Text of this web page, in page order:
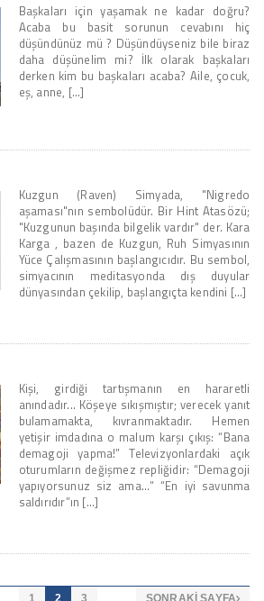
Başkaları için yaşamak ne kadar doğru?
Acaba bu basit sorunun cevabını hiç
düşündünüz mü ? Düşündüyseniz bile biraz
daha düşünelim mi? İlk olarak başkaları
derken kim bu başkaları acaba? Aile, çocuk,
eş, anne, [...]
Kuzgun (Raven) Simyada, "Nigredo
aşaması"nın sembolüdür. Bir Hint Atasözü;
"Kuzgunun başında bilgelik vardır" der. Kara
Karga , bazen de Kuzgun, Ruh Simyasının
Yüce Çalışmasının başlangıcıdır. Bu sembol,
simyacının meditasyonda dış duyular
dünyasından çekilip, başlangıçta kendini [...]
Kişi, girdiği tartışmanın en hararetli
anındadır... Köşeye sıkışmıştır; verecek yanıt
bulamamakta, kıvranmaktadır. Hemen
yetişir imdadına o malum karşı çıkış: “Bana
demagoji yapma!” Televizyonlardaki açık
oturumların değişmez repliğidir: “Demagoji
yapıyorsunuz siz ama…” “En iyi savunma
saldırıdır”ın [...]
1 2 3 SONRAKI SAYFA